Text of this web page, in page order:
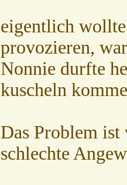
eigentlich
provozieren,
Nonnie durfte
kuscheln
Das Problem ist
schlechte